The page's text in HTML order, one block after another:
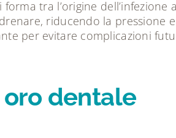
tra l’origine
riducendo la
per evitare complicazioni
dentale